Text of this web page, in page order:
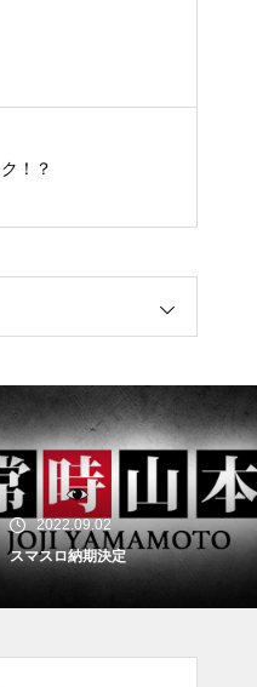
！？
2022.09.02
スマスロ納期決定